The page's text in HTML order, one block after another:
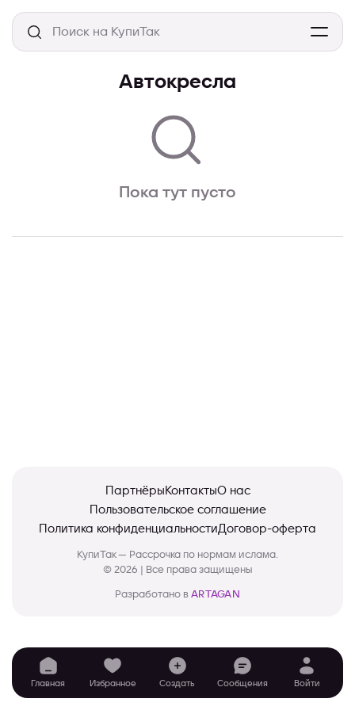
Автокресла
Пока тут пусто
ПартнёрыКонтактыО нас
Пользовательское соглашение
Политика конфиденциальностиДоговор-оферта
КупиТак — Рассрочка по нормам ислама.
© 2026 | Все права защищены
Разработано в ARTAGAN
Главная Избранное Создать Сообщения Войти